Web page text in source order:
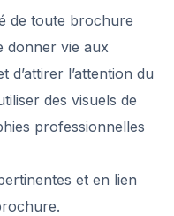
de toute brochure
donner vie aux
d’attirer l’attention du
des visuels de
professionnelles
et en lien